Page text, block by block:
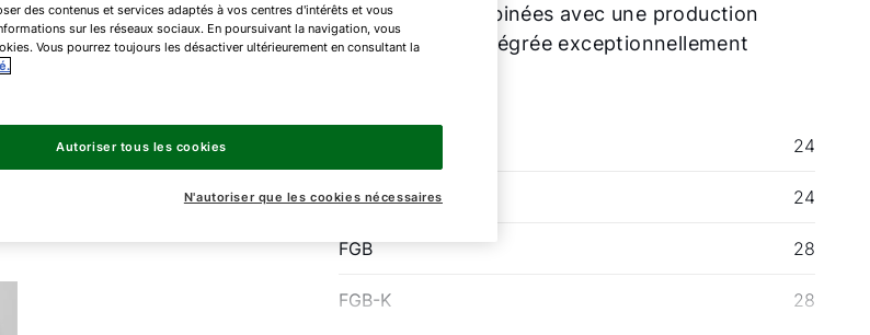
chaudières combinées avec une production
d'eau chaude intégrée exceptionnellement
24
FGB-K 24
FGB 28
FGB-K 28
des contenus et services adaptés à vos centres d'intérêts et vous
sur les réseaux sociaux. En poursuivant la navigation, vous
Vous pourrez toujours les désactiver ultérieurement en consultant la
N'autoriser que les cookies nécessaires
Autoriser tous les cookies